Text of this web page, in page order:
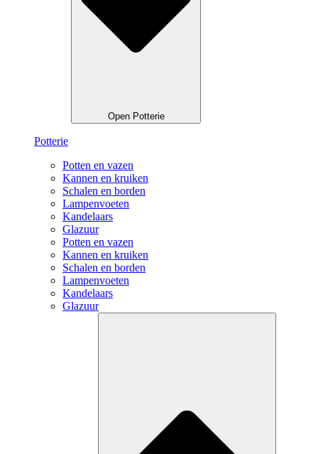
Open Potterie
Potterie
Potten en vazen
Kannen en kruiken
Schalen en borden
Lampenvoeten
Kandelaars
Glazuur
Potten en vazen
Kannen en kruiken
Schalen en borden
Lampenvoeten
Kandelaars
Glazuur